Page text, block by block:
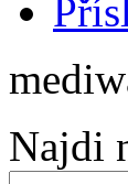
Najdi